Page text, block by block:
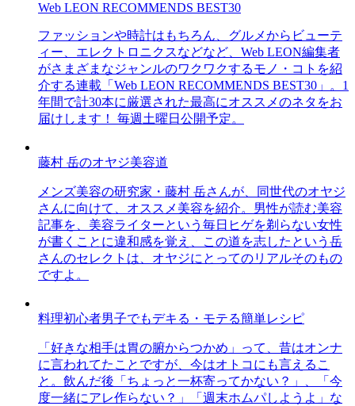
Web LEON RECOMMENDS BEST30
ファッションや時計はもちろん、グルメからビューテ
ィー、エレクトロニクスなどなど、Web LEON編集者
がさまざまなジャンルのワクワクするモノ・コトを紹
介する連載「Web LEON RECOMMENDS BEST30」。1
年間で計30本に厳選された最高にオススメのネタをお
届けします！ 毎週土曜日公開予定。
藤村 岳のオヤジ美容道
メンズ美容の研究家・藤村 岳さんが、同世代のオヤジ
さんに向けて、オススメ美容を紹介。男性が読む美容
記事を、美容ライターという毎日ヒゲを剃らない女性
が書くことに違和感を覚え、この道を志したという岳
さんのセレクトは、オヤジにとってのリアルそのもの
ですよ。
料理初心者男子でもデキる・モテる簡単レシピ
「好きな相手は胃の腑からつかめ」って、昔はオンナ
に言われてたことですが、今はオトコにも言えるこ
と。飲んだ後「ちょっと一杯寄ってかない？」、「今
度一緒にアレ作らない？」「週末ホムパしようよ」な